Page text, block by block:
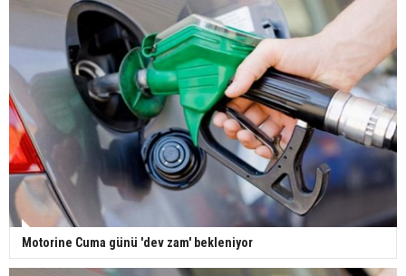
Motorine Cuma günü 'dev zam' bekleniyor